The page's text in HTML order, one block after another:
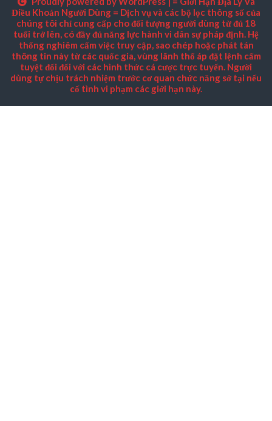
Điều Khoản Người Dùng = Dịch vụ và các bộ lọc thông số của
chúng tôi chỉ cung cấp cho đối tượng người dùng từ đủ 18
tuổi trở lên, có đầy đủ năng lực hành vi dân sự pháp định. Hệ
thống nghiêm cấm việc truy cập, sao chép hoặc phát tán
thông tin này từ các quốc gia, vùng lãnh thổ áp đặt lệnh cấm
tuyệt đối đối với các hình thức cá cược trực tuyến. Người
dùng tự chịu trách nhiệm trước cơ quan chức năng sở tại nếu
cố tình vi phạm các giới hạn này.